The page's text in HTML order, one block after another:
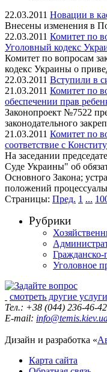
22.03.2011 Новации в
Внесены изменения в
22.03.2011 Комитет по
Уголовный кодекс
Комитет по вопросам
кодекс Украины о
22.03.2011 Вступили в
21.03.2011 Комитет по
обеспечении прав
Законопроект №7522
законодательного
21.03.2011 Комитет по
соответствие с
На заседании
Суде Украины" об
Основного Закона;
положений
Страницы: Пред. 1 ...
Рубрики
Уголовное
смотреть другие услуги
Тел.: +38 (044) 236-46-
E-mail:
Дизайн и разработка «
Карта сайта